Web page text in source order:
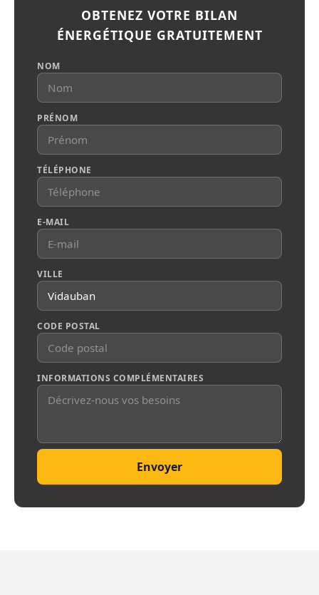
OBTENEZ VOTRE BILAN
ÉNERGÉTIQUE GRATUITEMENT
NOM
PRÉNOM
TÉLÉPHONE
E-MAIL
VILLE
CODE POSTAL
INFORMATIONS COMPLÉMENTAIRES
Envoyer